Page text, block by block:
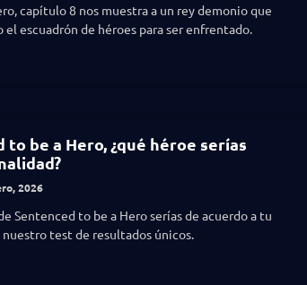
capítulo 8 nos muestra a un rey demonio que
escuadrón de héroes para ser enfrentado.
to be a Hero, ¿qué héroe serías
2026
Sentenced to be a Hero serías de acuerdo a tu
nuestro test de resultados únicos.